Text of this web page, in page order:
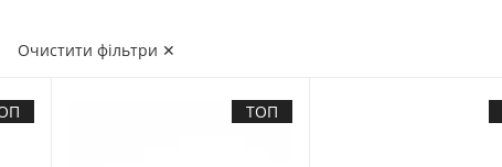
Очистити фільтри ✕
ТОП